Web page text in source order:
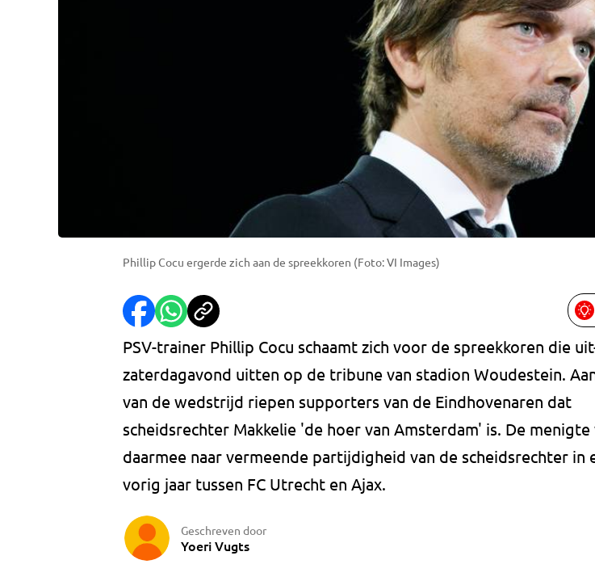
Phillip Cocu ergerde zich aan de spreekkoren (Foto: VI Images)
PSV-trainer Phillip Cocu schaamt zich voor de spreekkoren die
zaterdagavond uitten op de tribune van stadion Woudestein.
van de wedstrijd riepen supporters van de Eindhovenaren dat
scheidsrechter Makkelie 'de hoer van Amsterdam' is. De menigte
daarmee naar vermeende partijdigheid van de scheidsrechter in
vorig jaar tussen FC Utrecht en Ajax.
Geschreven door
Yoeri Vugts